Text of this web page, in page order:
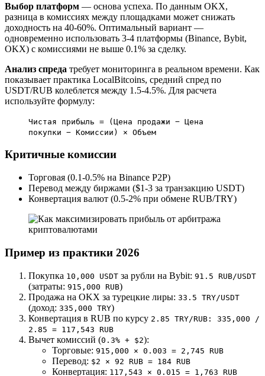
Выбор платформ — основа успеха. По данным OKX,
разница в комиссиях между площадками может снижать
доходность на 40-60%. Оптимальный вариант —
одновременно использовать 3-4 платформы (Binance, Bybit,
OKX) с комиссиями не выше 0.1% за сделку.
Анализ спреда требует мониторинга в реальном времени. Как
показывает практика LocalBitcoins, средний спред по
USDT/RUB колеблется между 1.5-4.5%. Для расчета
используйте формулу:
Чистая прибыль = (Цена продажи − Цена
покупки − Комиссии) × Объем
Критичные комиссии
Торговая (0.1-0.5% на Binance P2P)
Перевод между биржами ($1-3 за транзакцию USDT)
Конвертация валют (0.5-2% при обмене RUB/TRY)
Пример из практики 2026
Покупка 10,000 USDT за рубли на Bybit: 91.5 RUB/USDT
(затраты: 915,000 RUB)
Продажа на OKX за турецкие лиры: 33.5 TRY/USDT
(доход: 335,000 TRY)
Конвертация в RUB по курсу 2.85 TRY/RUB: 335,000 /
2.85 = 117,543 RUB
Вычет комиссий (0.3% + $2):
Торговые: 915,000 × 0.003 = 2,745 RUB
Перевод: $2 × 92 RUB = 184 RUB
Конвертация: 117,543 × 0.015 = 1,763 RUB